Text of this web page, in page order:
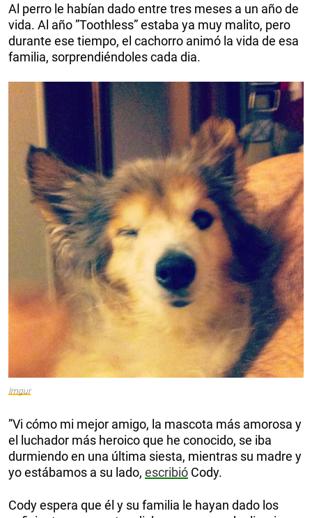
Al perro le habían dado entre tres meses a un año de
vida. Al año ”Toothless” estaba ya muy malito, pero
durante ese tiempo, el cachorro animó la vida de esa
familia, sorprendiéndoles cada dia.
Imgur
”Vi cómo mi mejor amigo, la mascota más amorosa y
el luchador más heroico que he conocido, se iba
durmiendo en una última siesta, mientras su madre y
yo estábamos a su lado, escribió Cody.
Cody espera que él y su familia le hayan dado los